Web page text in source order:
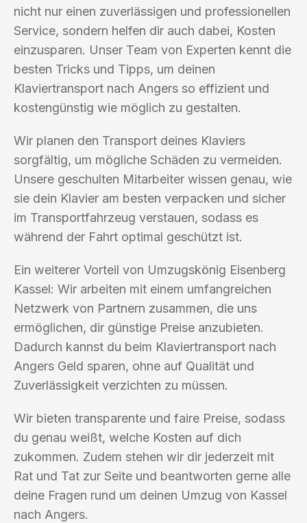
nicht nur einen zuverlässigen und professionellen
Service, sondern helfen dir auch dabei, Kosten
einzusparen. Unser Team von Experten kennt die
besten Tricks und Tipps, um deinen
Klaviertransport nach Angers so effizient und
kostengünstig wie möglich zu gestalten.
Wir planen den Transport deines Klaviers
sorgfältig, um mögliche Schäden zu vermeiden.
Unsere geschulten Mitarbeiter wissen genau, wie
sie dein Klavier am besten verpacken und sicher
im Transportfahrzeug verstauen, sodass es
während der Fahrt optimal geschützt ist.
Ein weiterer Vorteil von Umzugskönig Eisenberg
Kassel: Wir arbeiten mit einem umfangreichen
Netzwerk von Partnern zusammen, die uns
ermöglichen, dir günstige Preise anzubieten.
Dadurch kannst du beim Klaviertransport nach
Angers Geld sparen, ohne auf Qualität und
Zuverlässigkeit verzichten zu müssen.
Wir bieten transparente und faire Preise, sodass
du genau weißt, welche Kosten auf dich
zukommen. Zudem stehen wir dir jederzeit mit
Rat und Tat zur Seite und beantworten gerne alle
deine Fragen rund um deinen Umzug von Kassel
nach Angers.